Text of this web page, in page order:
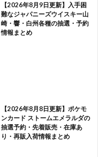
【2026年8月9日更新】入手困
難なジャパニーズウイスキー山
崎・響・白州各種の抽選・予約
情報まとめ
【2026年8月8日更新】ポケモ
ンカード ストームエメラルダの
抽選予約・先着販売・在庫あ
り・再販入荷情報まとめ